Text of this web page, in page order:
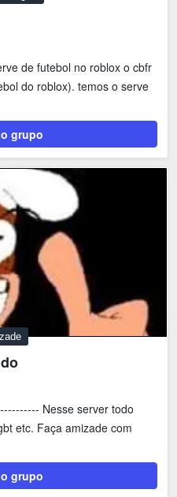
de futebol no roblox o cbfr
do roblox). temos o serve
grupo
Nesse server todo
etc. Faça amizade com
grupo